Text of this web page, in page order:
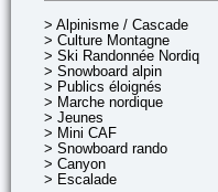
> Alpinisme / Cascade
> Culture Montagne
> Ski Randonnée Nordique
> Snowboard alpin
> Publics éloignés
> Marche nordique
> Jeunes
> Mini CAF
> Snowboard rando
> Canyon
> Escalade